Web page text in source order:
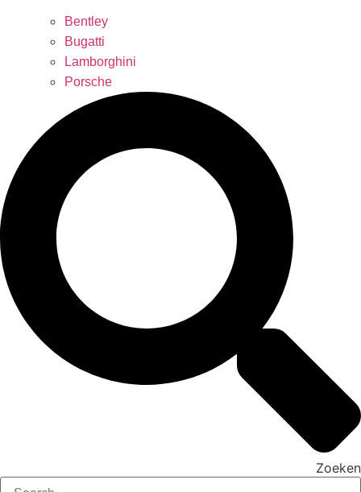
Bentley
Bugatti
Lamborghini
Porsche
Zoeken